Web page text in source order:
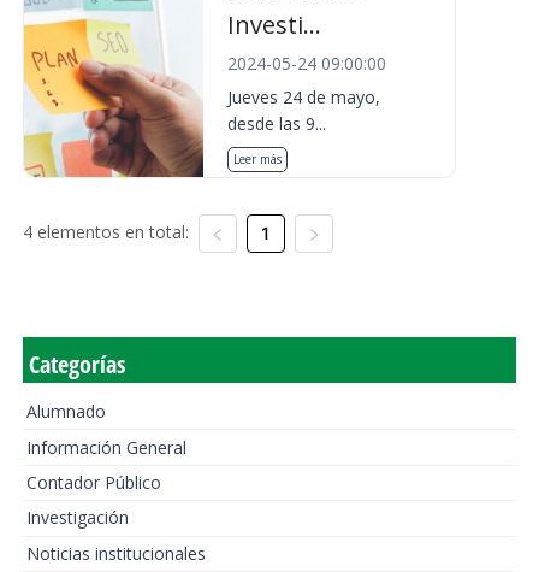
Investi...
2024-05-24 09:00:00
Jueves 24 de mayo,
desde las 9...
Leer más
4 elementos en total: 1
Categorías
Alumnado
Información General
Contador Público
Investigación
Noticias institucionales